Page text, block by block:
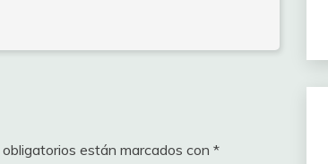
están marcados con *